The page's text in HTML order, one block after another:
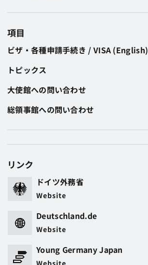
項目
ビザ・各種申請手続き / VISA (English)
トピックス
大使館への問い合わせ
総領事館への問い合わせ
リンク
ドイツ外務省
Website
Deutschland.de
Website
Young Germany Japan